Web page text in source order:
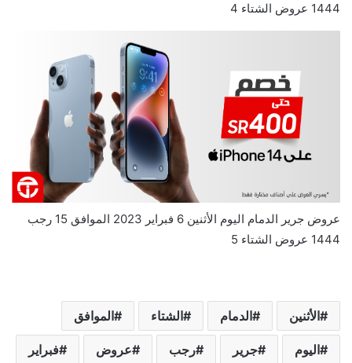
1444 عروض الشتاء 4
عروض جرير الدمام اليوم الأثنين 6 فبراير 2023 الموافق 15 رجب
1444 عروض الشتاء 5
الأثنين الدمام الشتاء الموافق
اليوم جرير رجب عروض فبراير